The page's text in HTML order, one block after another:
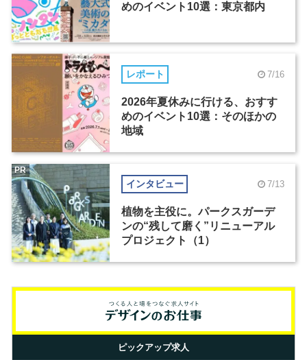
めのイベント10選：東京都内
レポート 7/16
2026年夏休みに行ける、おすす
めのイベント10選：そのほかの
地域
インタビュー 7/13
植物を主役に。パークスガーデ
ンの“残して磨く”リニューアル
プロジェクト（1）
PR
ピックアップ求人